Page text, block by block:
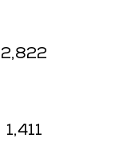
2,822
1,411